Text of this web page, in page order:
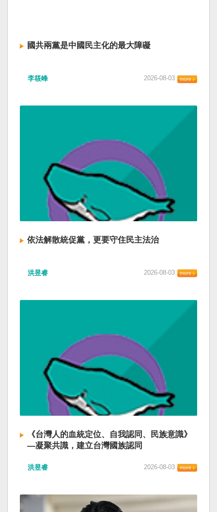
國共兩黨是中國民主化的最大障礙
李筱峰 2026-08-03
依法解散統促黨，更要守住民主法治
洪昱睿 2026-08-03
《台灣人的血統定位、自我認同、民族意識》
—凝聚共識，建立台灣國族認同
洪昱睿 2026-08-03